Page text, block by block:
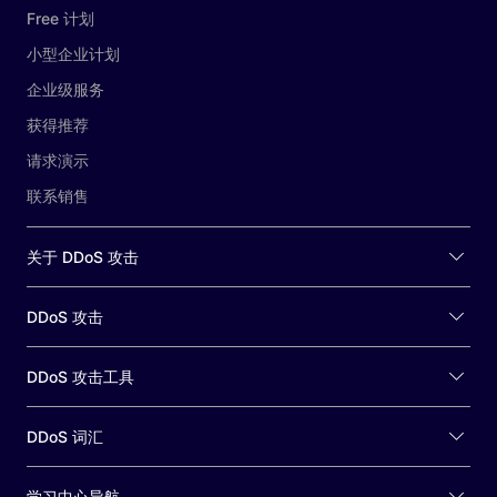
Free 计划
小型企业计划
企业级服务
获得推荐
请求演示
联系销售
关于 DDoS 攻击
DDoS 攻击
DDoS 攻击工具
DDoS 词汇